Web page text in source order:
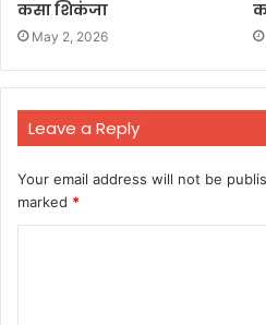
कसा शिकंजा
May 2, 2026
Leave a Reply
Your email address will not be
marked *